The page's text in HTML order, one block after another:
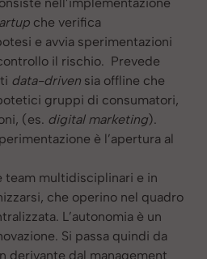
che verifica
e avvia sperimentazioni
il rischio. Prevede
data-driven sia offline che
gruppi di consumatori,
(es. digital marketing).
è l’apertura al
team multidisciplinari e in
che operino nel quadro
L’autonomia è un
Si passa quindi da
derivante dal management